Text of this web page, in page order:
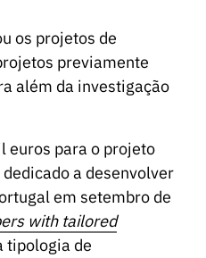
os projetos de
previamente
além da investigação
euros para o projeto
dedicado a desenvolver
em setembro de
with tailored
tipologia de